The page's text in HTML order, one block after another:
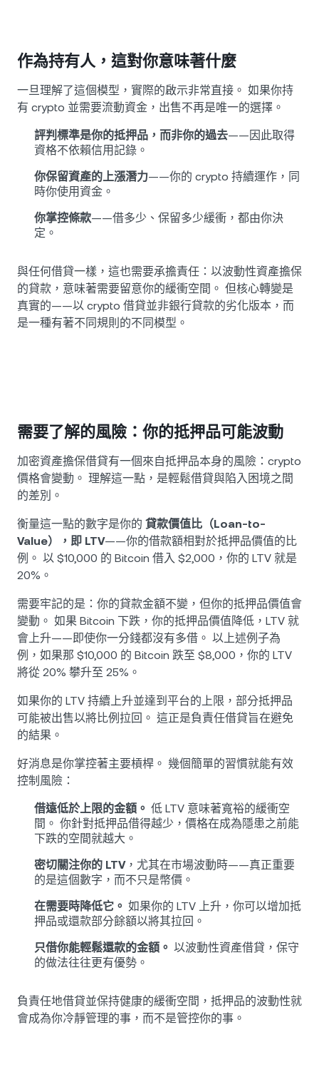
作為持有人，這對你意味著什麼
一旦理解了這個模型，實際的啟示非常直接。 如果你持
有 crypto 並需要流動資金，出售不再是唯一的選擇。
評判標準是你的抵押品，而非你的過去——因此取得
資格不依賴信用記錄。
你保留資產的上漲潛力——你的 crypto 持續運作，同
時你使用資金。
你掌控條款——借多少、保留多少緩衝，都由你決
定。
與任何借貸一樣，這也需要承擔責任：以波動性資產擔保
的貸款，意味著需要留意你的緩衝空間。 但核心轉變是
真實的——以 crypto 借貸並非銀行貸款的劣化版本，而
是一種有著不同規則的不同模型。
需要了解的風險：你的抵押品可能波動
加密資產擔保借貸有一個來自抵押品本身的風險：crypto
價格會變動。 理解這一點，是輕鬆借貸與陷入困境之間
的差別。
衡量這一點的數字是你的 貸款價值比（Loan-to-
Value），即 LTV——你的借款額相對於抵押品價值的比
例。 以 $10,000 的 Bitcoin 借入 $2,000，你的 LTV 就是
20%。
需要牢記的是：你的貸款金額不變，但你的抵押品價值會
變動。 如果 Bitcoin 下跌，你的抵押品價值降低，LTV 就
會上升——即使你一分錢都沒有多借。 以上述例子為
例，如果那 $10,000 的 Bitcoin 跌至 $8,000，你的 LTV
將從 20% 攀升至 25%。
如果你的 LTV 持續上升並達到平台的上限，部分抵押品
可能被出售以將比例拉回。 這正是負責任借貸旨在避免
的結果。
好消息是你掌控著主要槓桿。 幾個簡單的習慣就能有效
控制風險：
借遠低於上限的金額。 低 LTV 意味著寬裕的緩衝空
間。 你針對抵押品借得越少，價格在成為隱患之前能
下跌的空間就越大。
密切關注你的 LTV，尤其在市場波動時——真正重要
的是這個數字，而不只是幣價。
在需要時降低它。 如果你的 LTV 上升，你可以增加抵
押品或還款部分餘額以將其拉回。
只借你能輕鬆還款的金額。 以波動性資產借貸，保守
的做法往往更有優勢。
負責任地借貸並保持健康的緩衝空間，抵押品的波動性就
會成為你冷靜管理的事，而不是管控你的事。